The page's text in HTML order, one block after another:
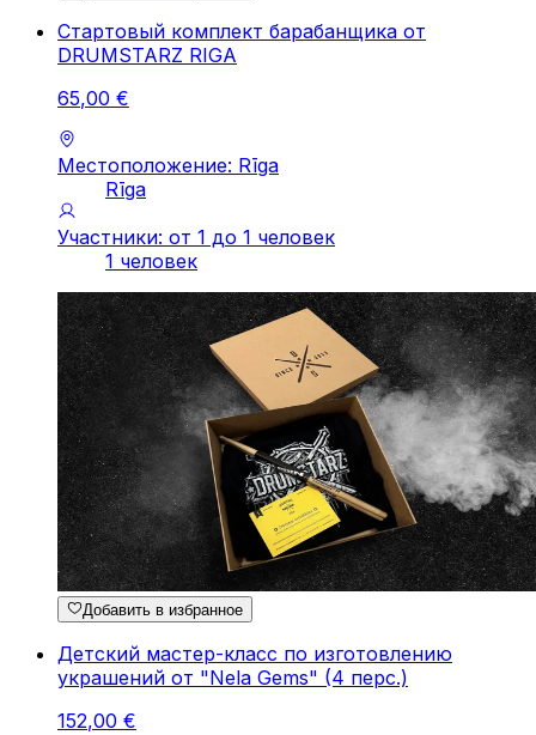
Стартовый комплект барабанщика от
DRUMSTARZ RIGA
65,00 €
Местоположение: Rīga
Rīga
Участники: от 1 до 1 человек
1 человек
Добавить в избранное
Детский мастер-класс по изготовлению
украшений от "Nela Gems" (4 перс.)
152,00 €